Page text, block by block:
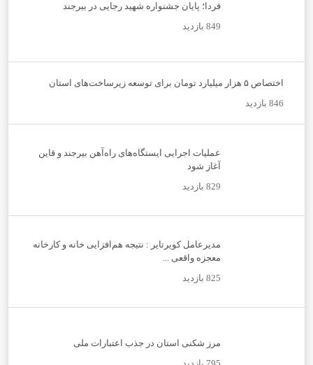
فردا؛ پایان جشنواره شهید رجایی در بیرجند
849 بازدید
اختصاص ۵ هزار میلیارد تومان برای توسعه زیرساخت‌های استان
846 بازدید
عملیات اجرایی ایستگاه‌های راه‌آهن بیرجند و قاین
آغاز شود
829 بازدید
مدیرعامل کویرتایر : نتیجه هم‌افزایی خانه و کارخانه
معجزه واقعی ...
825 بازدید
مرز شکنی استان در جذب اعتبارات ملی